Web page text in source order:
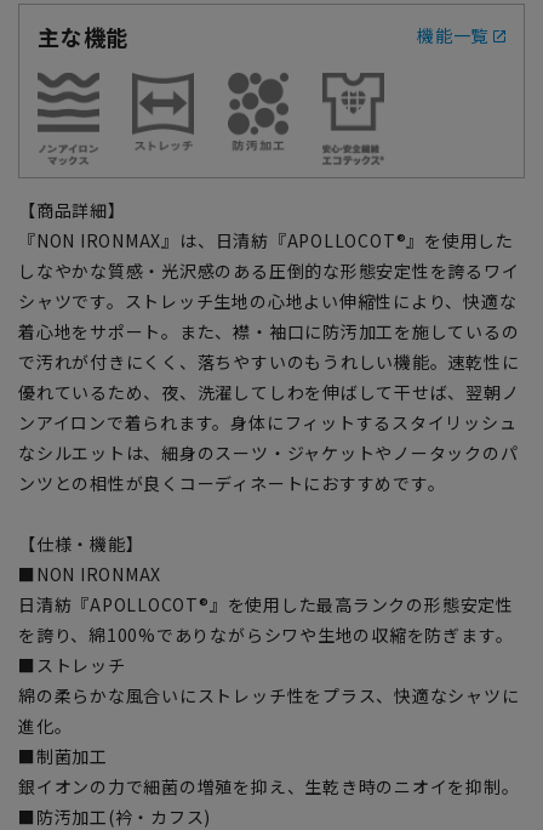
主な機能 機能一覧
【商品詳細】
『NON IRONMAX』は、日清紡『APOLLOCOT®』を使用した
しなやかな質感・光沢感のある圧倒的な形態安定性を誇るワイ
シャツです。ストレッチ生地の心地よい伸縮性により、快適な
着心地をサポート。また、襟・袖口に防汚加工を施しているの
で汚れが付きにくく、落ちやすいのもうれしい機能。速乾性に
優れているため、夜、洗濯してしわを伸ばして干せば、翌朝ノ
ンアイロンで着られます。身体にフィットするスタイリッシュ
なシルエットは、細身のスーツ・ジャケットやノータックのパ
ンツとの相性が良くコーディネートにおすすめです。
【仕様・機能】
■NON IRONMAX
日清紡『APOLLOCOT®』を使用した最高ランクの形態安定性
を誇り、綿100%でありながらシワや生地の収縮を防ぎます。
■ストレッチ
綿の柔らかな風合いにストレッチ性をプラス、快適なシャツに
進化。
■制菌加工
銀イオンの力で細菌の増殖を抑え、生乾き時のニオイを抑制。
■防汚加工(衿・カフス)